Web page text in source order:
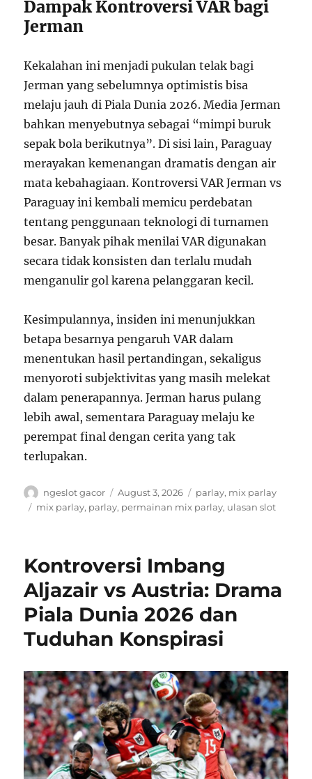
Dampak Kontroversi VAR bagi
Jerman
Kekalahan ini menjadi pukulan telak bagi
Jerman yang sebelumnya optimistis bisa
melaju jauh di Piala Dunia 2026. Media Jerman
bahkan menyebutnya sebagai “mimpi buruk
sepak bola berikutnya”. Di sisi lain, Paraguay
merayakan kemenangan dramatis dengan air
mata kebahagiaan. Kontroversi VAR Jerman vs
Paraguay ini kembali memicu perdebatan
tentang penggunaan teknologi di turnamen
besar. Banyak pihak menilai VAR digunakan
secara tidak konsisten dan terlalu mudah
menganulir gol karena pelanggaran kecil.
Kesimpulannya, insiden ini menunjukkan
betapa besarnya pengaruh VAR dalam
menentukan hasil pertandingan, sekaligus
menyoroti subjektivitas yang masih melekat
dalam penerapannya. Jerman harus pulang
lebih awal, sementara Paraguay melaju ke
perempat final dengan cerita yang tak
terlupakan.
A
u
r
ngeslot gacor
P
o
d
n
August 3, 2026
C
a
o
i
parlay, mix parlay
T
mix parlay, parlay, permainan mix parlay, ulasan slot
Kontroversi Imbang
Aljazair vs Austria: Drama
Piala Dunia 2026 dan
Tuduhan Konspirasi